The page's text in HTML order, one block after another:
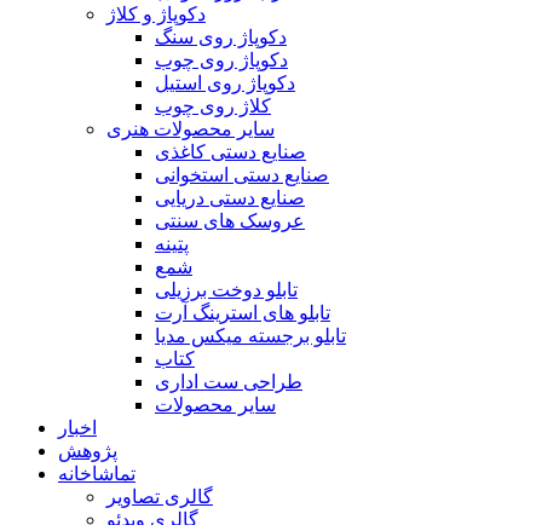
دکوپاژ و کلاژ
دکوپاژ روی سنگ
دکوپاژ روی چوب
دکوپاژ روی استیل
کلاژ روی چوب
سایر محصولات هنری
صنایع دستی کاغذی
صنایع دستی استخوانی
صنایع دستی دریایی
عروسک های سنتی
پتینه
شمع
تابلو دوخت برزیلی
تابلو های استرینگ آرت
تابلو برجسته میکس مدیا
کتاب
طراحی ست اداری
سایر محصولات
اخبار
پژوهش
تماشاخانه
گالری تصاویر
گالری ویدئو